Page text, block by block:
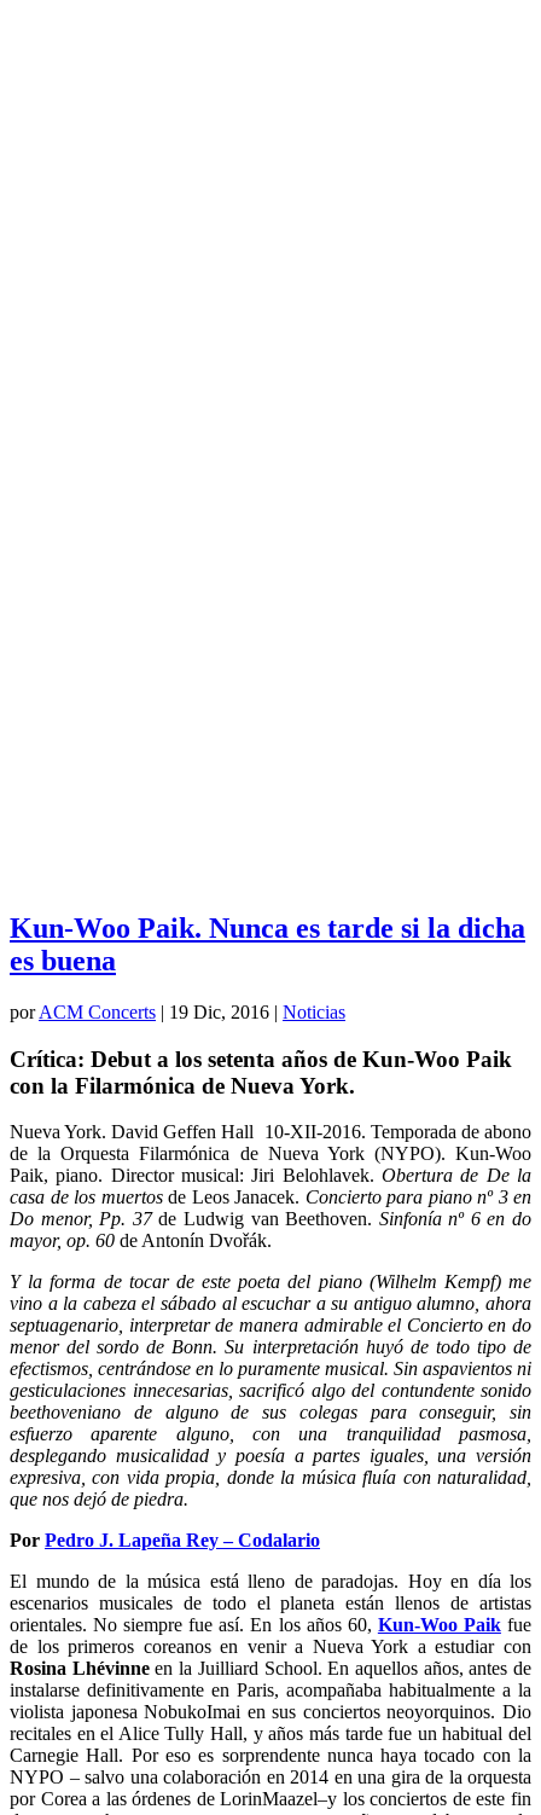
Kun-Woo Paik. Nunca es tarde si la dicha
es buena
porACM Concerts | 19 Dic, 2016 | Noticias
Crítica: Debut a los setenta años de Kun-Woo Paik
con la Filarmónica de Nueva York.
Nueva York. David Geffen Hall 10-XII-2016. Temporada de abono
de la Orquesta Filarmónica de Nueva York (NYPO). Kun-Woo
Paik, piano. Director musical: Jiri Belohlavek. Obertura de De la
casa de los muertosde Leos Janacek. Concierto para piano nº 3 en
Do menor, Pp. 37de Ludwig van Beethoven. Sinfonía nº 6 en do
mayor, op. 60 de Antonín Dvořák.
Y la forma de tocar de este poeta del piano (Wilhelm Kempf) me
vino a la cabeza el sábado al escuchar a su antiguo alumno, ahora
septuagenario, interpretar de manera admirable el Concierto en do
menor del sordo de Bonn. Su interpretación huyó de todo tipo de
efectismos, centrándose en lo puramente musical. Sin aspavientos ni
gesticulaciones innecesarias, sacrificó algo del contundente sonido
beethoveniano de alguno de sus colegas para conseguir, sin
esfuerzo aparente alguno, con una tranquilidad pasmosa,
desplegando musicalidad y poesía a partes iguales, una versión
expresiva, con vida propia, donde la música fluía con naturalidad,
que nos dejó de piedra.
Por Pedro J. Lapeña Rey – Codalario
El mundo de la música está lleno de paradojas. Hoy en día los
escenarios musicales de todo el planeta están llenos de artistas
orientales. No siempre fue así. En los años 60, Kun-Woo Paikfue
de los primeros coreanos en venir a Nueva York a estudiar con
Rosina Lhévinneen la Juilliard School. En aquellos años, antes de
instalarse definitivamente en Paris, acompañaba habitualmente a la
violista japonesa NobukoImai en sus conciertos neoyorquinos. Dio
recitales en el Alice Tully Hall, y años más tarde fue un habitual del
Carnegie Hall. Por eso es sorprendente nunca haya tocado con la
NYPO – salvo una colaboración en 2014 en una gira de la orquesta
por Corea a las órdenes de LorinMaazel–y los conciertos de este fin